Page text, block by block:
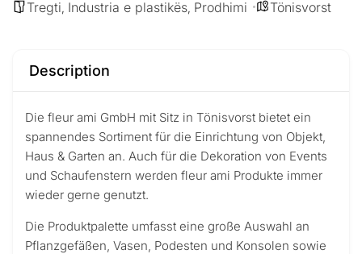
Tregti, Industria e plastikës, Prodhimi Tönisvorst
Description
Die fleur ami GmbH mit Sitz in Tönisvorst bietet ein
spannendes Sortiment für die Einrichtung von Objekt,
Haus & Garten an. Auch für die Dekoration von Events
und Schaufenstern werden fleur ami Produkte immer
wieder gerne genutzt.
Die Produktpalette umfasst eine große Auswahl an
Pflanzgefäßen, Vasen, Podesten und Konsolen sowie